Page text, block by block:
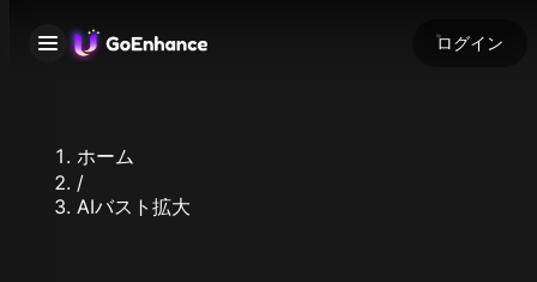
ログイン
ホーム
/
AIバスト拡大